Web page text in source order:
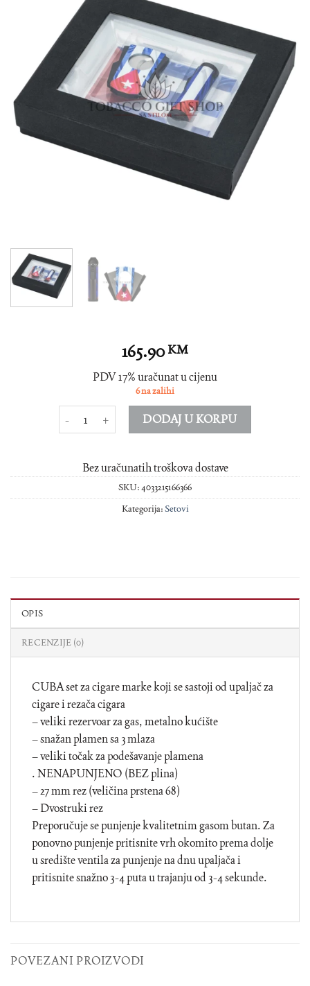
165.90KM
PDV 17% uračunat u cijenu
6 na zalihi
Cigar set Cuba Flag pepeljara+ količina
DODAJ U KORPU
Bez uračunatih troškova dostave
SKU:4033215166366
Kategorija:Setovi
OPIS
RECENZIJE (0)
CUBA set za cigare marke koji se sastoji od upaljač za
cigare i rezača cigara
– veliki rezervoar za gas, metalno kućište
– snažan plamen sa 3 mlaza
– veliki točak za podešavanje plamena
. NENAPUNJENO (BEZ plina)
– 27 mm rez (veličina prstena 68)
– Dvostruki rez
Preporučuje se punjenje kvalitetnim gasom butan. Za
ponovno punjenje pritisnite vrh okomito prema dolje
u središte ventila za punjenje na dnu upaljača i
pritisnite snažno 3-4 puta u trajanju od 3-4 sekunde.
POVEZANI PROIZVODI